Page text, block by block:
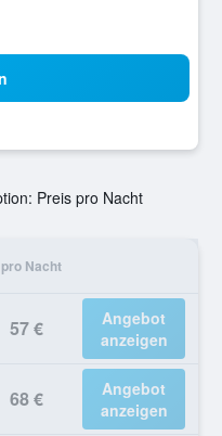
Preis pro Nacht
pro Nacht
57 €
Angebot
anzeigen
68 €
Angebot
anzeigen